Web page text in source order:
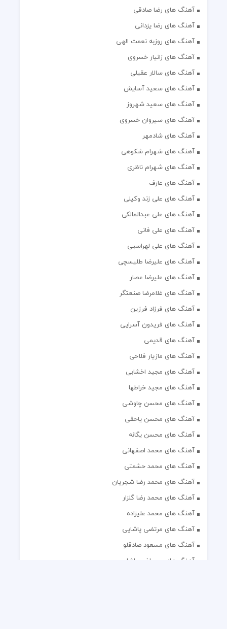
آهنگ های رضا صادقی
آهنگ های رضا یزدانی
آهنگ های روزبه نعمت الهی
آهنگ های زانیار خسروی
آهنگ های سالار عقیلی
آهنگ های سعید آسایش
آهنگ های سعید شهروز
آهنگ های سیروان خسروی
آهنگ های شادمهر
آهنگ های شهرام شکوهی
آهنگ های شهرام ناظری
آهنگ های عارف
آهنگ های علی زند وکیلی
آهنگ های علی عبدالمالکی
آهنگ های علی فانی
آهنگ های علی لهراسبی
آهنگ های علیرضا طلیسچی
آهنگ های علیرضا عصار
آهنگ های غلامرضا صنعتگر
آهنگ های فرزاد فرزین
آهنگ های فریدون آسرایی
آهنگ های قدیمی
آهنگ های مازیار فلاحی
آهنگ های مجید اخشابی
آهنگ های مجید خراطها
آهنگ های محسن چاوشی
آهنگ های محسن یاحقی
آهنگ های محسن یگانه
آهنگ های محمد اصفهانی
آهنگ های محمد حشمتی
آهنگ های محمد رضا شجریان
آهنگ های محمد رضا گلزار
آهنگ های محمد علیزاده
آهنگ های مرتضی پاشایی
آهنگ های مسعود صادقلو
آهنگ های مصطفی پاشایی